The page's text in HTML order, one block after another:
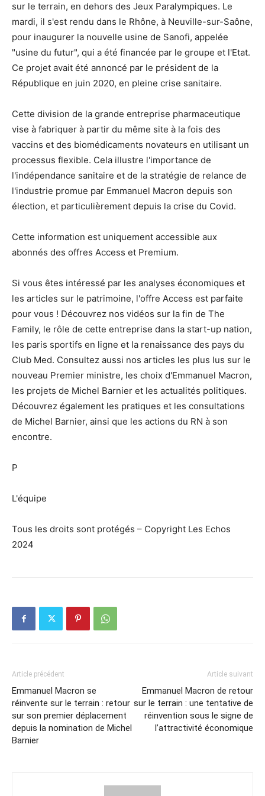
sur le terrain, en dehors des Jeux Paralympiques. Le
mardi, il s'est rendu dans le Rhône, à Neuville-sur-Saône,
pour inaugurer la nouvelle usine de Sanofi, appelée
"usine du futur", qui a été financée par le groupe et l'Etat.
Ce projet avait été annoncé par le président de la
République en juin 2020, en pleine crise sanitaire.
Cette division de la grande entreprise pharmaceutique
vise à fabriquer à partir du même site à la fois des
vaccins et des biomédicaments novateurs en utilisant un
processus flexible. Cela illustre l'importance de
l'indépendance sanitaire et de la stratégie de relance de
l'industrie promue par Emmanuel Macron depuis son
élection, et particulièrement depuis la crise du Covid.
Cette information est uniquement accessible aux
abonnés des offres Access et Premium.
Si vous êtes intéressé par les analyses économiques et
les articles sur le patrimoine, l'offre Access est parfaite
pour vous ! Découvrez nos vidéos sur la fin de The
Family, le rôle de cette entreprise dans la start-up nation,
les paris sportifs en ligne et la renaissance des pays du
Club Med. Consultez aussi nos articles les plus lus sur le
nouveau Premier ministre, les choix d'Emmanuel Macron,
les projets de Michel Barnier et les actualités politiques.
Découvrez également les pratiques et les consultations
de Michel Barnier, ainsi que les actions du RN à son
encontre.
P
L'équipe
Tous les droits sont protégés – Copyright Les Echos
2024
Article précédent
Emmanuel Macron se
réinvente sur le terrain : retour
sur son premier déplacement
depuis la nomination de Michel
Barnier
Article suivant
Emmanuel Macron de retour
sur le terrain : une tentative de
réinvention sous le signe de
l’attractivité économique